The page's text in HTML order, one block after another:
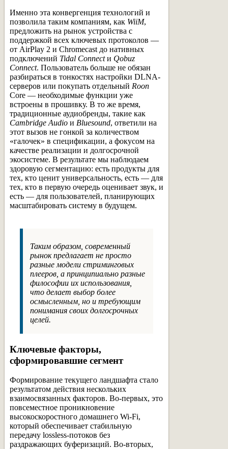
Именно эта конвергенция технологий и
позволила таким компаниям, как WiiM,
предложить на рынок устройства с
поддержкой всех ключевых протоколов —
от AirPlay 2 и Chromecast до нативных
подключений Tidal Connectи Qobuz
Connect. Пользователь больше не обязан
разбираться в тонкостях настройки DLNA-
серверов или покупать отдельный Roon
Core — необходимые функции уже
встроены в прошивку. В то же время,
традиционные аудиобренды, такие как
Cambridge Audio и Bluesound, ответили на
этот вызов не гонкой за количеством
«галочек» в спецификации, а фокусом на
качестве реализации и долгосрочной
экосистеме. В результате мы наблюдаем
здоровую сегментацию: есть продукты для
тех, кто ценит универсальность, есть — для
тех, кто в первую очередь оценивает звук, и
есть — для пользователей, планирующих
масштабировать систему в будущем.
Таким образом, современный
рынок предлагает не просто
разные модели стриминговых
плееров, а принципиально разные
философии их использования,
что делает выбор более
осмысленным, но и требующим
понимания своих долгосрочных
целей.
Ключевые факторы,
сформировавшие сегмент
Формирование текущего ландшафта стало
результатом действия нескольких
взаимосвязанных факторов. Во-первых, это
повсеместное проникновение
высокоскоростного домашнего Wi-Fi,
который обеспечивает стабильную
передачу lossless-потоков без
раздражающих буферизаций. Во-вторых,